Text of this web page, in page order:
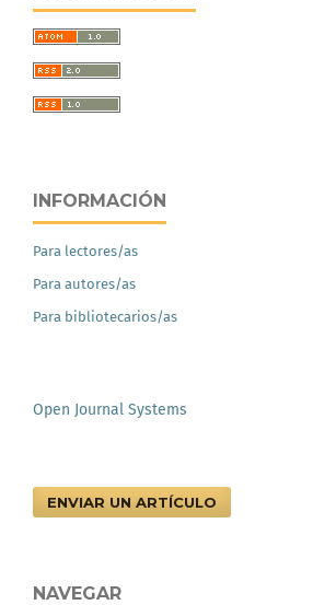
INFORMACIÓN
Para lectores/as
Para autores/as
Para bibliotecarios/as
Open Journal Systems
ENVIAR UN ARTÍCULO
NAVEGAR